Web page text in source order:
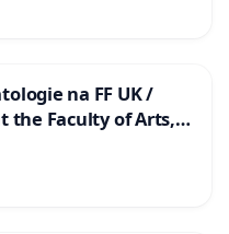
na FF UK /
the Faculty of Arts,